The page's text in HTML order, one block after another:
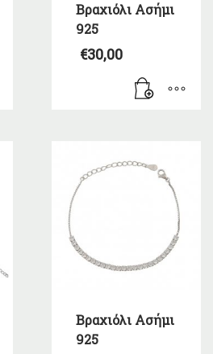
Βραχιόλι Ασήμι
925
€30,00
Βραχιόλι Ασήμι
925